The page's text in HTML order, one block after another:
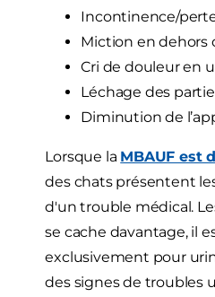
Incontinence/
Miction en dehors
Cri de douleur en
Léchage des
Diminution de
Lorsque la MBAUF est
des chats présentent
d'un trouble médical.
se cache davantage, il
exclusivement pour
des signes de troubles